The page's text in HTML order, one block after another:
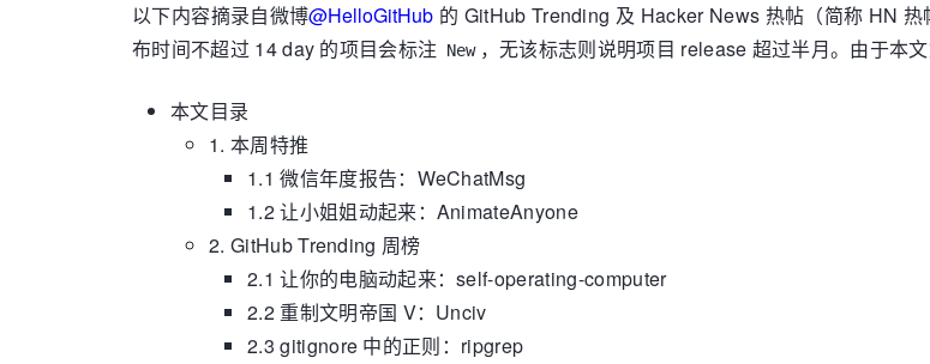
以下内容摘录自微博@HelloGitHub 的 GitHub Trending 及 Hacker News 热帖（简称 HN 热
布时间不超过 14 day 的项目会标注
New ，无该标志则说明项目 release 超过半月。由于本
本文目录
1. 本周特推
1.1 微信年度报告：WeChatMsg
1.2 让小姐姐动起来：AnimateAnyone
2. GitHub Trending 周榜
2.1 让你的电脑动起来：self-operating-computer
2.2 重制文明帝国 V：Unciv
2.3 gitignore 中的正则：ripgrep